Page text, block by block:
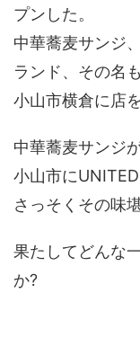
プンした。
中華蕎麦サンジ
ランド、その名
小山市横倉に店
中華蕎麦サンジ
小山市に
さっそくその味
果たしてどんな
か?